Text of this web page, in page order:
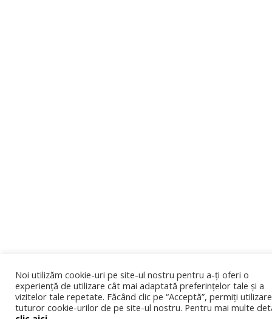
Noi utilizăm cookie-uri pe site-ul nostru pentru a-ți oferi o
experiență de utilizare cât mai adaptată preferințelor tale și a
vizitelor tale repetate. Făcând clic pe “Acceptă”, permiți
tuturor cookie-urilor de pe site-ul nostru. Pentru mai multe